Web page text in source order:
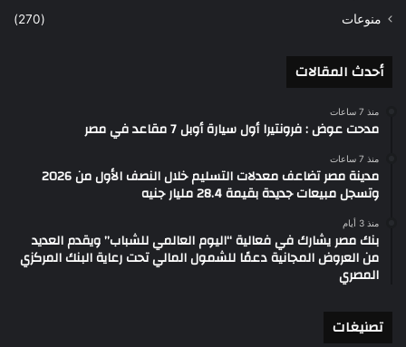
منوعات
(270)
أحدث المقالات
منذ 7 ساعات
مدحت عوض : فرونتيرا أول سيارة أوبل 7 مقاعد في مصر
منذ 7 ساعات
مدينة مصر تضاعف معدلات التسليم خلال النصف الأول من 2026
وتسجل مبيعات جديدة بقيمة 28.4 مليار جنيه
منذ 3 أيام
بنك مصر يشارك في فعالية “اليوم العالمي للشباب” ويقدم العديد
من العروض المجانية دعمًا للشمول المالي تحت رعاية البنك المركزي
المصري
تصنيغات